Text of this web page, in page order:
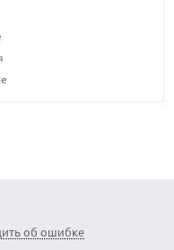
об ошибке